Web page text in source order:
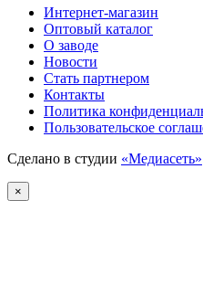
Интернет-магазин
Оптовый каталог
О заводе
Новости
Стать партнером
Контакты
Политика
Пользовательское
Сделано в студии «Медиасеть»
×